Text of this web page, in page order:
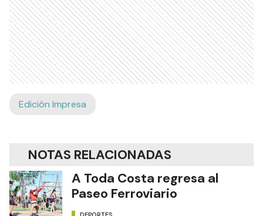
Edición Impresa
NOTAS RELACIONADAS
A Toda Costa regresa al
Paseo Ferroviario